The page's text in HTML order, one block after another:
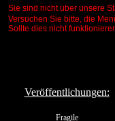
Sie sind nicht über unsere
Versuchen Sie bitte, die
Sollte dies nicht
Veröffentlichungen:
Fragile